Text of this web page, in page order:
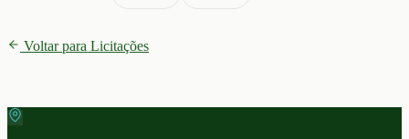
Voltar para Licitações